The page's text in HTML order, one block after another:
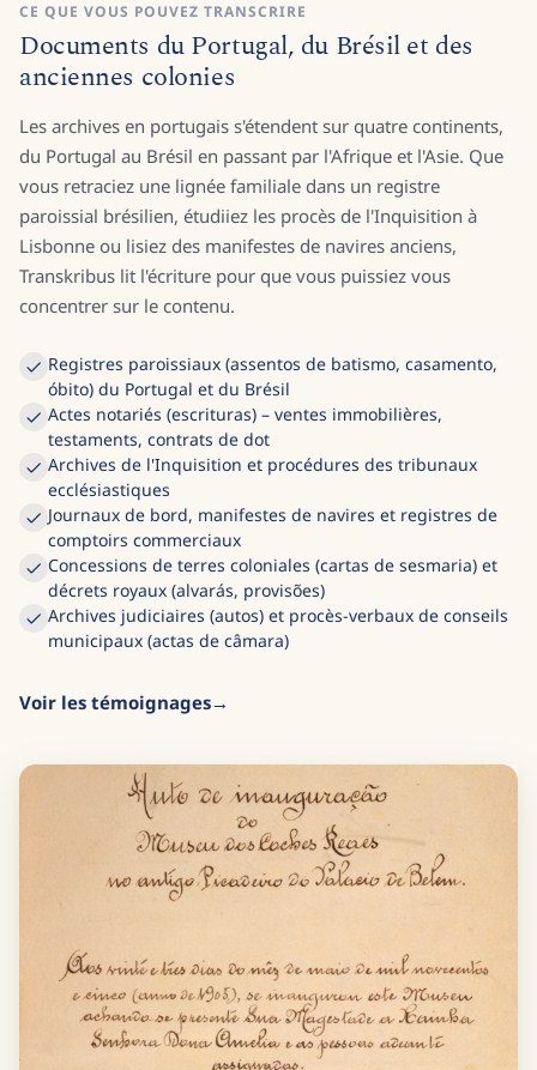
CE QUE VOUS POUVEZ TRANSCRIRE
Documents du Portugal, du Brésil et des
anciennes colonies
Les archives en portugais s'étendent sur quatre continents,
du Portugal au Brésil en passant par l'Afrique et l'Asie. Que
vous retraciez une lignée familiale dans un registre
paroissial brésilien, étudiiez les procès de l'Inquisition à
Lisbonne ou lisiez des manifestes de navires anciens,
Transkribus lit l'écriture pour que vous puissiez vous
concentrer sur le contenu.
Registres paroissiaux (assentos de batismo, casamento,
óbito) du Portugal et du Brésil
Actes notariés (escrituras) – ventes immobilières,
testaments, contrats de dot
Archives de l'Inquisition et procédures des tribunaux
ecclésiastiques
Journaux de bord, manifestes de navires et registres de
comptoirs commerciaux
Concessions de terres coloniales (cartas de sesmaria) et
décrets royaux (alvarás, provisões)
Archives judiciaires (autos) et procès-verbaux de conseils
municipaux (actas de câmara)
Voir les témoignages